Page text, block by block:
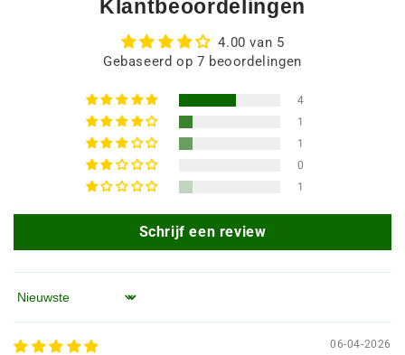
Klantbeoordelingen
4.00 van 5
Gebaseerd op 7 beoordelingen
4
1
1
0
1
Schrijf een review
Sorteren op
06-04-2026